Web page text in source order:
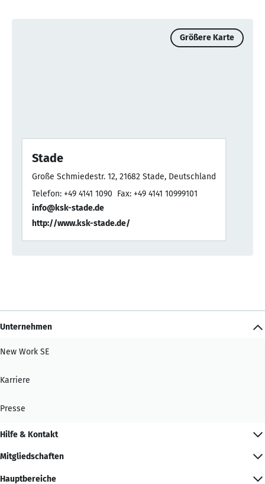
Größere Karte
Stade
Große Schmiedestr. 12, 21682 Stade, Deutschland
Telefon: +49 4141 1090 Fax: +49 4141 10999101
info@ksk-stade.de
http://www.ksk-stade.de/
Unternehmen
New Work SE
Karriere
Presse
Hilfe & Kontakt
Mitgliedschaften
Hauptbereiche